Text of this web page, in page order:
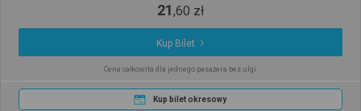
21,60 zł
Kup Bilet
Cena całkowita dla jednego pasażera bez ulgi
Kup bilet okresowy